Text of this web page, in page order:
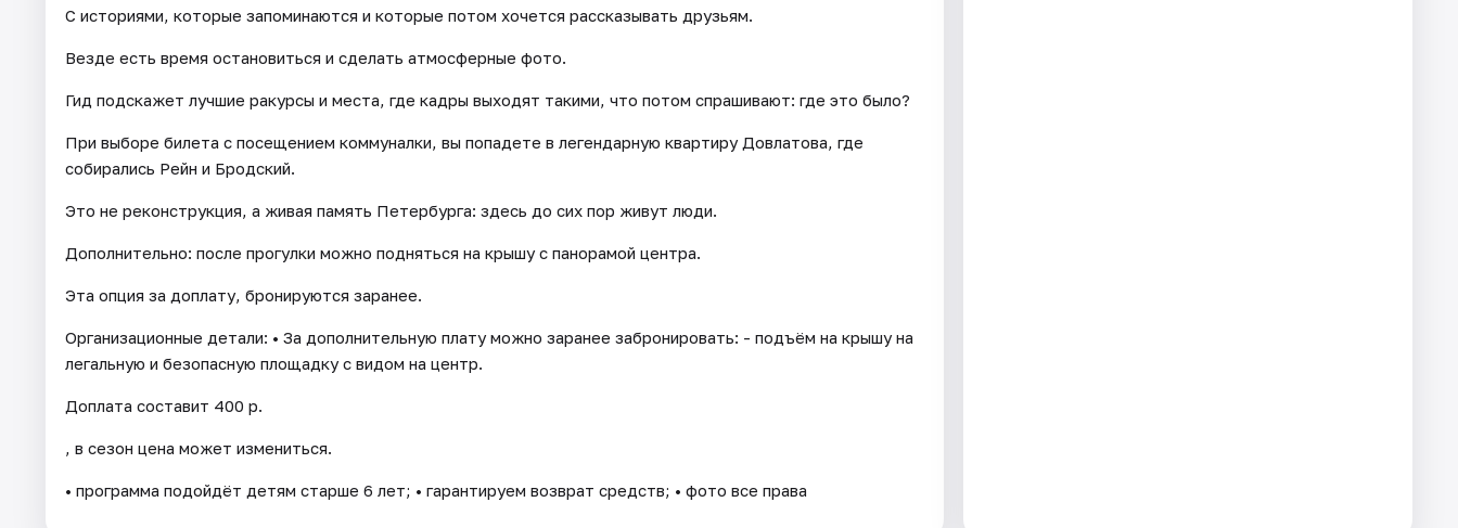
С историями, которые запоминаются и которые потом хочется рассказывать друзьям.
Везде есть время остановиться и сделать атмосферные фото.
Гид подскажет лучшие ракурсы и места, где кадры выходят такими, что потом спрашивают: где это было?
При выборе билета с посещением коммуналки, вы попадете в легендарную квартиру Довлатова, где
собирались Рейн и Бродский.
Это не реконструкция, а живая память Петербурга: здесь до сих пор живут люди.
Дополнительно: после прогулки можно подняться на крышу с панорамой центра.
Эта опция за доплату, бронируются заранее.
Организационные детали: • За дополнительную плату можно заранее забронировать: - подъём на крышу на
легальную и безопасную площадку с видом на центр.
Доплата составит 400 р.
, в сезон цена может измениться.
• программа подойдёт детям старше 6 лет; • гарантируем возврат средств; • фото все права